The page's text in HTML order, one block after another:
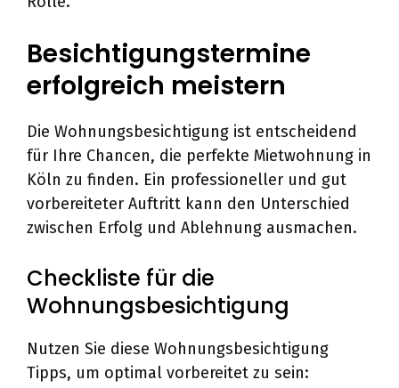
Besichtigungstermine
erfolgreich meistern
Die Wohnungsbesichtigung ist entscheidend
für Ihre Chancen, die perfekte Mietwohnung in
Köln zu finden. Ein professioneller und gut
vorbereiteter Auftritt kann den Unterschied
zwischen Erfolg und Ablehnung ausmachen.
Checkliste für die
Wohnungsbesichtigung
Nutzen Sie diese Wohnungsbesichtigung
Tipps, um optimal vorbereitet zu sein: